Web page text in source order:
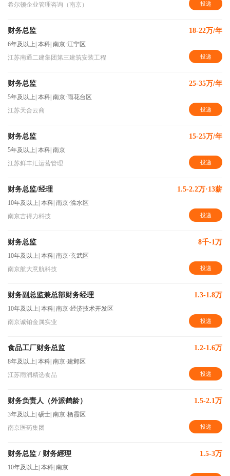
希尔顿企业管理咨询（南京）
投递
财务总监 18-22万/年
6年及以上 本科 南京·江宁区
江苏南通二建集团第三建筑安装工程
投递
财务总监 25-35万/年
5年及以上 本科 南京·雨花台区
江苏天合云商
投递
财务总监 15-25万/年
5年及以上 本科 南京
江苏鲜丰汇运营管理
投递
财务总监/经理 1.5-2.2万·13薪
10年及以上 本科 南京·溧水区
南京吉得力科技
投递
财务总监 8千-1万
10年及以上 本科 南京·玄武区
南京航大意航科技
投递
财务副总监兼总部财务经理 1.3-1.8万
10年及以上 本科 南京·经济技术开发区
南京诚铂金属实业
投递
食品工厂财务总监 1.2-1.6万
8年及以上 本科 南京·建邺区
江苏雨润精选食品
投递
财务负责人（外派鹤龄） 1.5-2.1万
3年及以上 硕士 南京·栖霞区
南京医药集团
投递
财务总监 / 财务經理 1.5-3万
10年及以上 本科 南京